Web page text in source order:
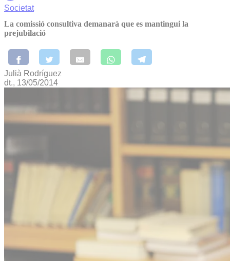
Societat
La comissió consultiva demanarà que es mantingui la
prejubilació
Julià Rodríguez
dt., 13/05/2014